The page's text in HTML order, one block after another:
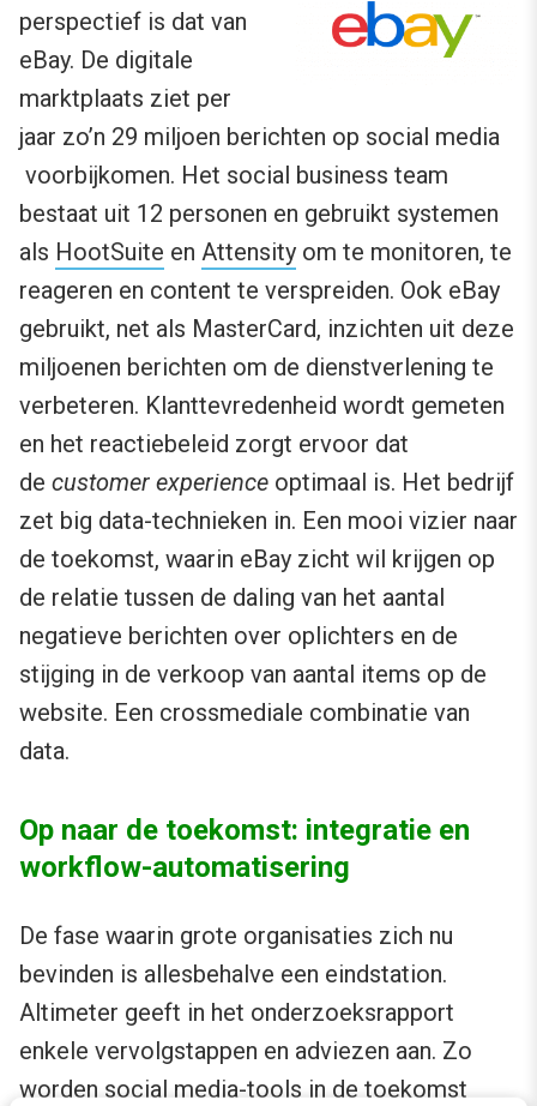
perspectief is dat van
eBay. De digitale
marktplaats ziet per
jaar zo’n 29 miljoen berichten op social media
voorbijkomen. Het social business team
bestaat uit 12 personen en gebruikt systemen
als HootSuite en Attensity om te monitoren, te
reageren en content te verspreiden. Ook eBay
gebruikt, net als MasterCard, inzichten uit deze
miljoenen berichten om de dienstverlening te
verbeteren. Klanttevredenheid wordt gemeten
en het reactiebeleid zorgt ervoor dat
de customer experience optimaal is. Het bedrijf
zet big data-technieken in. Een mooi vizier naar
de toekomst, waarin eBay zicht wil krijgen op
de relatie tussen de daling van het aantal
negatieve berichten over oplichters en de
stijging in de verkoop van aantal items op de
website. Een crossmediale combinatie van
data.
Op naar de toekomst: integratie en
workflow-automatisering
De fase waarin grote organisaties zich nu
bevinden is allesbehalve een eindstation.
Altimeter geeft in het onderzoeksrapport
enkele vervolgstappen en adviezen aan. Zo
worden social media-tools in de toekomst